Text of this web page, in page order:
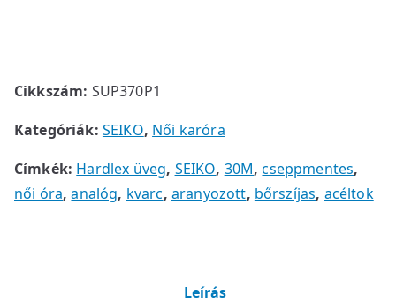
Cikkszám: SUP370P1
Kategóriák: SEIKO, Női karóra
Címkék: Hardlex üveg, SEIKO, 30M,cseppmentes,
női óra,analóg, kvarc, aranyozott, bőrszíjas, acéltok
Leírás